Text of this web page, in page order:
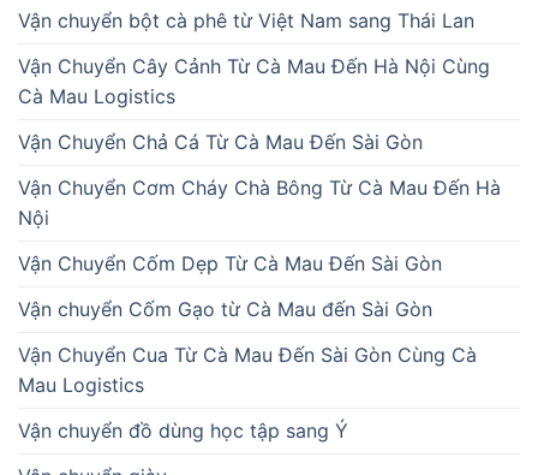
Vận chuyển bột cà phê từ Việt Nam sang Thái Lan
Vận Chuyển Cây Cảnh Từ Cà Mau Đến Hà Nội Cùng
Cà Mau Logistics
Vận Chuyển Chả Cá Từ Cà Mau Đến Sài Gòn
Vận Chuyển Cơm Cháy Chà Bông Từ Cà Mau Đến Hà
Nội
Vận Chuyển Cốm Dẹp Từ Cà Mau Đến Sài Gòn
Vận chuyển Cốm Gạo từ Cà Mau đến Sài Gòn
Vận Chuyển Cua Từ Cà Mau Đến Sài Gòn Cùng Cà
Mau Logistics
Vận chuyển đồ dùng học tập sang Ý